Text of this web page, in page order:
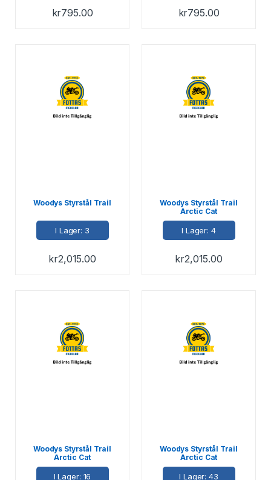
kr795.00 kr795.00
Woodys Styrstål Trail
I Lager: 3
kr2,015.00
Woodys Styrstål Trail
Arctic Cat
I Lager: 4
kr2,015.00
Woodys Styrstål Trail
Arctic Cat
I Lager: 16
Woodys Styrstål Trail
Arctic Cat
I Lager: 43